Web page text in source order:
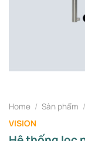
Home / Sản phẩm /
VISION